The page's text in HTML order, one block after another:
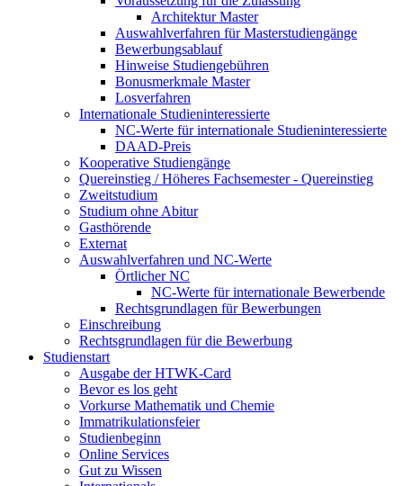
Architektur Master
Auswahlverfahren für Masterstudiengänge
Bewerbungsablauf
Hinweise Studiengebühren
Bonusmerkmale Master
Losverfahren
Internationale Studieninteressierte
NC-Werte für internationale Studieninteressierte
DAAD-Preis
Kooperative Studiengänge
Quereinstieg / Höheres Fachsemester - Quereinstieg
Zweitstudium
Studium ohne Abitur
Gasthörende
Externat
Auswahlverfahren und NC-Werte
Örtlicher NC
NC-Werte für internationale Bewerbende
Rechtsgrundlagen für Bewerbungen
Einschreibung
Rechtsgrundlagen für die Bewerbung
Studienstart
Ausgabe der HTWK-Card
Bevor es los geht
Vorkurse Mathematik und Chemie
Immatrikulationsfeier
Studienbeginn
Online Services
Gut zu Wissen